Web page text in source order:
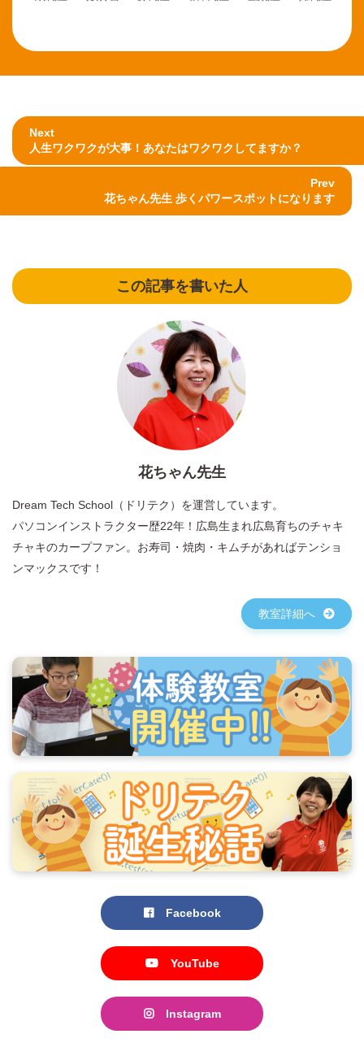
Next
人生ワクワクが大事！あなたはワクワクしてますか？
Prev
花ちゃん先生 歩くパワースポットになります
この記事を書いた人
花ちゃん先生
Dream Tech School（ドリテク）を運営しています。
パソコンインストラクター歴22年！広島生まれ広島育ちのチャキ
チャキのカープファン。お寿司・焼肉・キムチがあればテンショ
ンマックスです！
教室詳細へ
Facebook
YouTube
Instagram